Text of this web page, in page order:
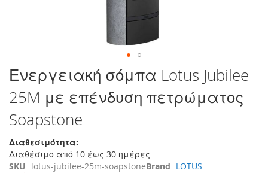
Μετάβαση
στην
αρχή
της
συλλογής
εικόνων
Ενεργειακή σόμπα Lotus Jubilee
25M με επένδυση πετρώματος
Soapstone
Διαθεσιμότητα:
Διαθέσιμο από 10 έως 30 ημέρες
SKU lotus-jubilee-25m-soapstoneBrand LOTUS